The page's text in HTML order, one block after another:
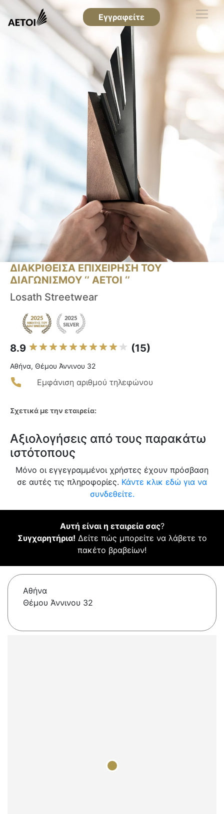
Εγγραφείτε
ΔΙΑΚΡΙΘΕΙΣΑ ΕΠΙΧΕΙΡΗΣΗ ΤΟΥ
ΔΙΑΓΩΝΙΣΜΟΥ ‘’ ΑΕΤΟΙ ‘’
Losath Streetwear
8.9 (15)
Αθήνα, Θέμου Άννινου 32
Εμφάνιση αριθμού τηλεφώνου
Σχετικά με την εταιρεία:
Αξιολογήσεις από τους παρακάτω
ιστότοπους
Μόνο οι εγγεγραμμένοι χρήστες έχουν πρόσβαση
σε αυτές τις πληροφορίες. Κάντε κλικ εδώ για να
συνδεθείτε.
Αυτή είναι η εταιρεία σας?
Συγχαρητήρια! Δείτε πώς μπορείτε να λάβετε το
πακέτο βραβείων!
Αθήνα
Θέμου Άννινου 32